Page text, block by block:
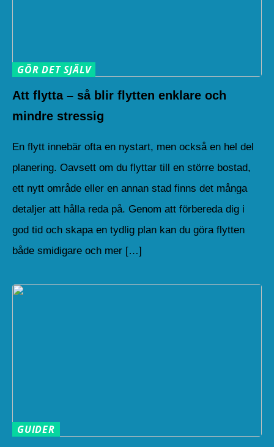
GÖR DET SJÄLV
Att flytta – så blir flytten enklare och
mindre stressig
En flytt innebär ofta en nystart, men också en hel del
planering. Oavsett om du flyttar till en större bostad,
ett nytt område eller en annan stad finns det många
detaljer att hålla reda på. Genom att förbereda dig i
god tid och skapa en tydlig plan kan du göra flytten
både smidigare och mer […]
GUIDER